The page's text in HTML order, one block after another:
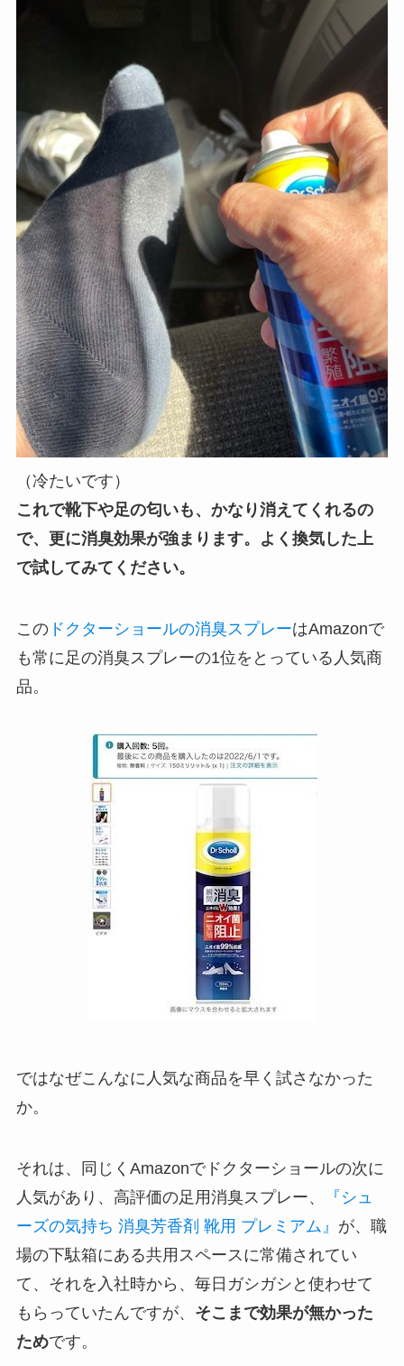
（冷たいです）
これで靴下や足の匂いも、かなり消えてくれるの
で、更に消臭効果が強まります。よく換気した上
で試してみてください。
このドクターショールの消臭スプレーはAmazonで
も常に足の消臭スプレーの1位をとっている人気商
品。
ではなぜこんなに人気な商品を早く試さなかった
か。
それは、同じくAmazonでドクターショールの次に
人気があり、高評価の足用消臭スプレー、
『シュ
ーズの気持ち 消臭芳香剤 靴用 プレミアム』 が、職
場の下駄箱にある共用スペースに常備されてい
て、それを入社時から、毎日ガシガシと使わせて
もらっていたんですが、 そこまで効果が無かった
ためです。